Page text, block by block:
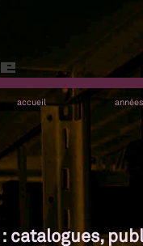
accueil années
catalogues,